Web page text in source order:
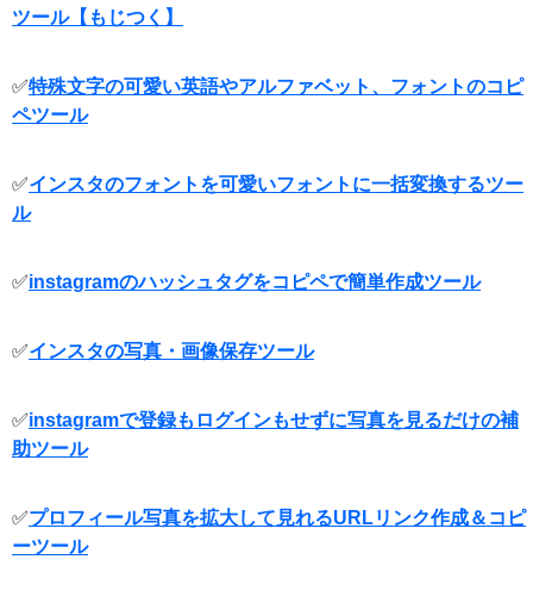
ツール【もじつく】
✅特殊文字の可愛い英語やアルファベット、フォントのコピ
ペツール
✅インスタのフォントを可愛いフォントに一括変換するツー
ル
✅instagramのハッシュタグをコピペで簡単作成ツール
✅インスタの写真・画像保存ツール
✅instagramで登録もログインもせずに写真を見るだけの補
助ツール
✅プロフィール写真を拡大して見れるURLリンク作成＆コピ
ーツール